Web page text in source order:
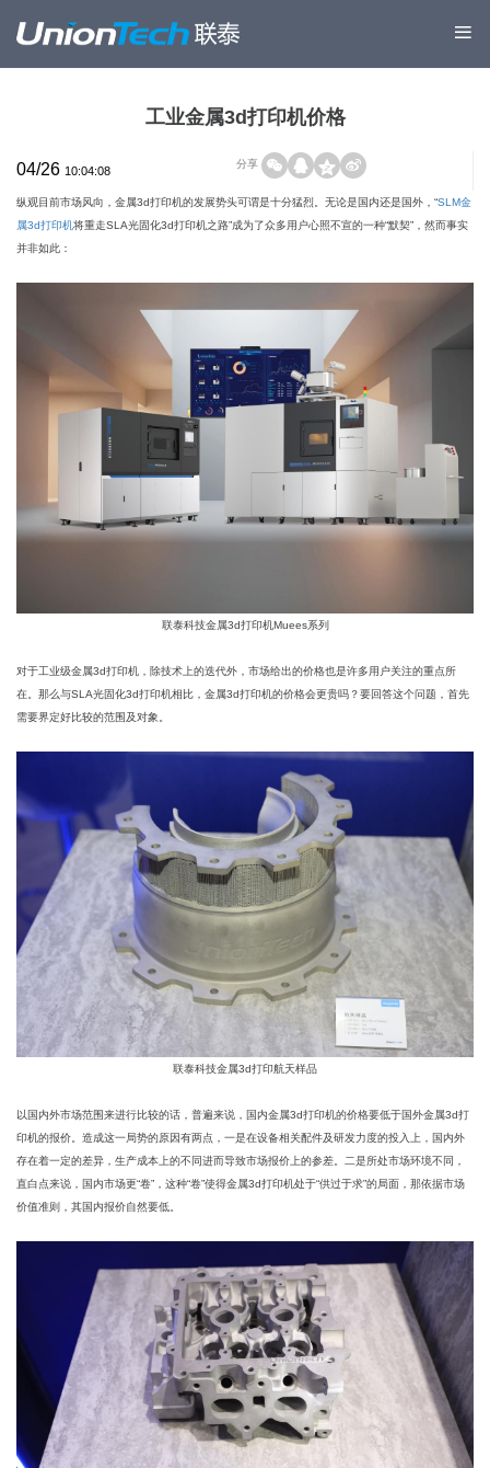
工业金属3d打印机价格
04/26 10:04:08
分享
纵观目前市场风向，金属3d打印机的发展势头可谓是十分猛烈。无论是国内还是国外，“SLM金
属3d打印机将重走SLA光固化3d打印机之路”成为了众多用户心照不宣的一种“默契”，然而事实
并非如此：
联泰科技金属3d打印机Muees系列
对于工业级金属3d打印机，除技术上的迭代外，市场给出的价格也是许多用户关注的重点所
在。那么与SLA光固化3d打印机相比，金属3d打印机的价格会更贵吗？要回答这个问题，首先
需要界定好比较的范围及对象。
联泰科技金属3d打印航天样品
以国内外市场范围来进行比较的话，普遍来说，国内金属3d打印机的价格要低于国外金属3d打
印机的报价。造成这一局势的原因有两点，一是在设备相关配件及研发力度的投入上，国内外
存在着一定的差异，生产成本上的不同进而导致市场报价上的参差。二是所处市场环境不同，
直白点来说，国内市场更“卷”，这种“卷”使得金属3d打印机处于“供过于求”的局面，那依据市场
价值准则，其国内报价自然要低。